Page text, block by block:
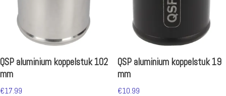
QSP aluminium koppelstuk 102
mm
€17.99
QSP aluminium koppelstuk 19
mm
€10.99